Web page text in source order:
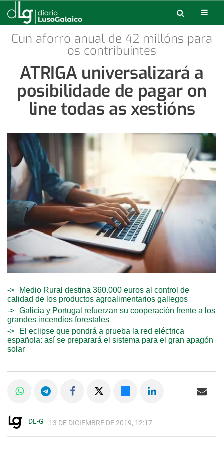
Cun aforro anual de 42 millóns para
os contribuíntes
ATRIGA universalizará a
posibilidade de pagar on
line todas as xestións
Medio Rural destina 360.000 euros al control de
calidad de los productos agroalimentarios gallegos
Galicia y Portugal refuerzan su cooperación frente a los
grandes incendios forestales
El eclipse que pondrá a prueba la red eléctrica
española: así se preparará el sistema para el gran apagón
solar
DL-G 13 DE DICIEMBRE DE 2019, 12:17